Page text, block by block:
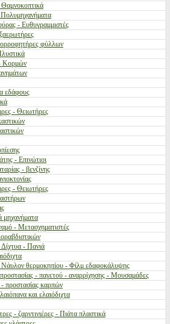
- Ευθυγραμμιστές
φύλλων
Κορμών
εδάφους
- Θειωτήρες
- Επινώτιοι
- βενζίνης
- Θειωτήρες
μηχανήματα
- Μετασχηματιστές
- Πανιά
θερμοκηπίου - Φίλμ εδαφοκάλυψης
- παγετού - αναρρίχησης - Μουσαμάδες
προστασίας καρπών
και ελαιόδιχτα
- ζαρντινιέρες - Πιάτα πλαστικά